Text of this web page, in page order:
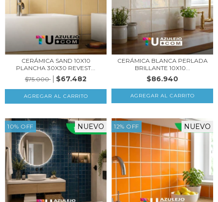
CERÁMICA SAND 10X10
PLANCHA 30X30 REVEST...
$75.000
$67.482
CERÁMICA BLANCA PERLADA
BRILLANTE 10X10...
$86.940
10% OFF NUEVO 12% OFF NUEVO